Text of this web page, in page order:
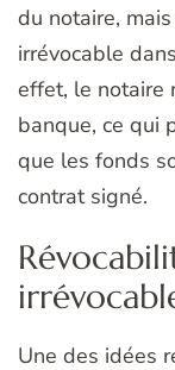
du notaire,
irrévocable
effet, le notaire
banque, ce qui
que les fonds
contrat signé.
Une des idées